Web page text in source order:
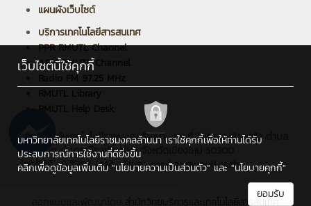
แผนผังเว็บไซต์
บริการเทคโนโลยีสารสนเทศ
PPR RMUTL Channel
ARIT RMUTL Channel
Radio FM 97.25 MHz
มหาวิทยาลัยเทคโนโลยีราชมงคลล้านนา : เลขที่ 128 ถนนห้วยแก้ว ตำบล
ช้างเผือก อำเภอเมืองเชียงใหม่ จังหวัดเชียงใหม่ 50300
โทรศัพท์ : 0 5392 1444 , อีเมล : saraban@rmutl.ac.th
เว็บไซต์นี้ใช้คุกกี้
มหาวิทยาลัยเทคโนโลยีราชมงคลล้านนา เราใช้คุกกี้เพื่อให้ท่านได้รับ
ประสบการณ์การใช้งานที่ดียิ่งขึ้น
คลิกเพื่อดูข้อมูลเพิ่มเติม "นโยบายความเป็นส่วนตัว" และ "นโยบายคุกกี้"
ยอมรับ
สำนักวิทยบริการและเทคโนโลยีสารสนเทศ